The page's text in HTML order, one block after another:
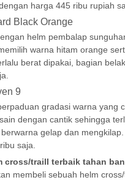
harga 445 ribu rupiah
Black Orange
helm pembalap
warna hitam orange
berat dipakai, bagian
9
gradasi warna yang
dengan cantik sehingga
gelap dan
saja.
cross/traill terbaik tahan
membeli sebuah helm